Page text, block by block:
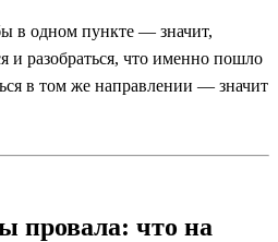
в одном пункте — значит,
и разобраться, что именно пошло
в том же направлении — значит
провала: что на